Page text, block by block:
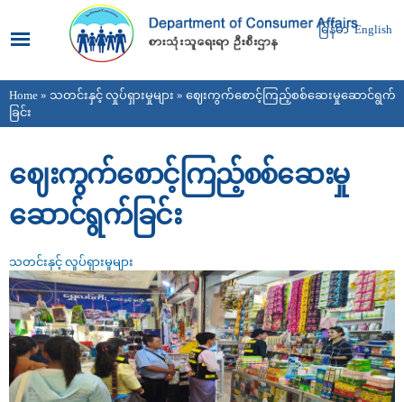
main
content
မြန်မာ English
You are here
Home » သတင်းနှင့် လှုပ်ရှားမှုများ » ဈေးကွက်စောင့်ကြည့်စစ်ဆေးမှုဆောင်ရွက်
ခြင်း
ဈေးကွက်စောင့်ကြည့်စစ်ဆေးမှု
ဆောင်ရွက်ခြင်း
သတင်းနှင့် လှုပ်ရှားမှုများ